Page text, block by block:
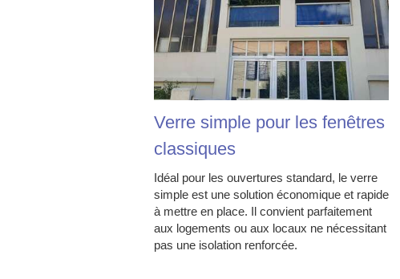
Verre simple pour les fenêtres
classiques
Idéal pour les ouvertures standard, le verre
simple est une solution économique et rapide
à mettre en place. Il convient parfaitement
aux logements ou aux locaux ne nécessitant
pas une isolation renforcée.